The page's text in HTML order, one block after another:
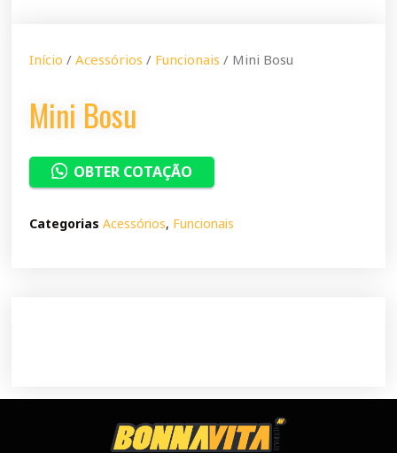
Início /Acessórios / Funcionais / Mini Bosu
Mini Bosu
OBTER COTAÇÃO
Categorias Acessórios, Funcionais